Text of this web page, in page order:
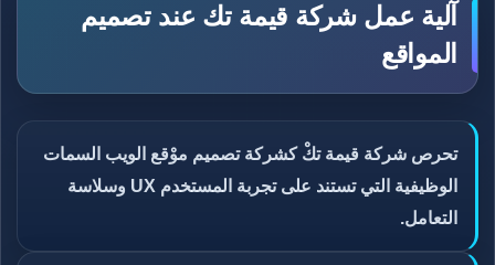
آلية عمل شركة قيمة تك عند تصميم
المواقع
تحرص شركة قيمة تكْ كشركة تصميم موْقع الويب السمات
الوظيفية التي تستند على تجربة المستخدم UX وسلاسة
التعامل.